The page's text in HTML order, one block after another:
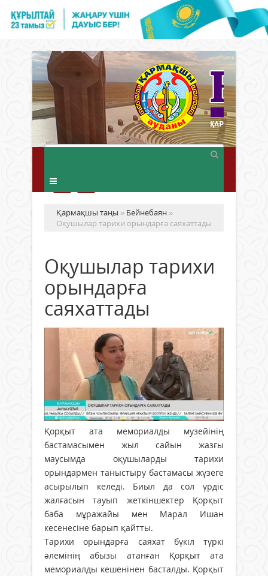
Қармақшы таңы » Бейнебаян »
Оқушылар тарихи орындарға саяхаттады
Оқушылар тарихи
орындарға
саяхаттады
Қорқыт ата мемориалды музейінің
бастамасымен жыл сайын жазғы
маусымда оқушыларды тарихи
орындармен таныстыру бастамасы жүзеге
асырылып келеді. Биыл да сол үрдіс
жалғасын тауып жеткіншектер Қорқыт
баба мұражайы мен Марал Ишан
кесенесіне барып қайтты.
Тарихи орындарға саяхат бүкіл түркі
әлемінің абызы атанған Қорқыт ата
мемориалды кешенінен басталды. Қорқыт